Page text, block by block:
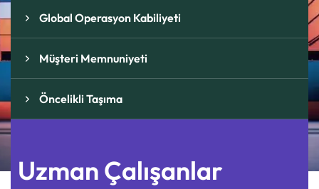
Global Operasyon Kabiliyeti
Müşteri Memnuniyeti
Öncelikli Taşıma
Uzman Çalışanlar